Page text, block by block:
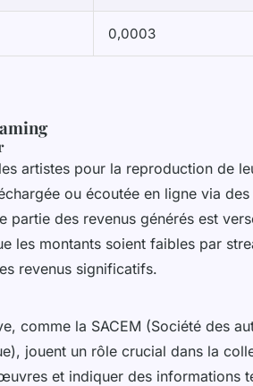
0,0003
artistes pour la reproduction de
ou écoutée en ligne via
des revenus générés est
les montants soient faibles par
revenus significatifs.
comme la SACEM (Société des
jouent un rôle crucial dans la
et indiquer des informations